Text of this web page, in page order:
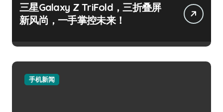
三星Galaxy Z TriFold，三折叠屏
新风尚，一手掌控未来！
手机新闻